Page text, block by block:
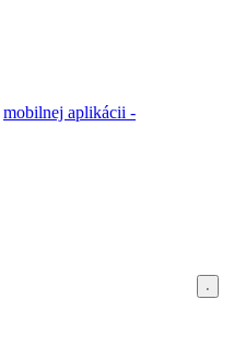
mobilnej aplikácii -